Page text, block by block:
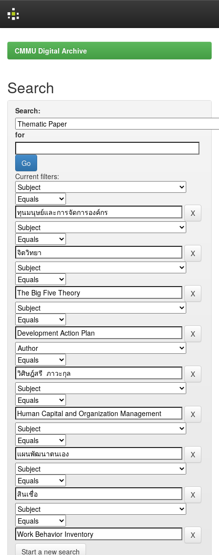
navigationCMMU Digital Archive
Search
Search:
for
Current filters:
Start a new search